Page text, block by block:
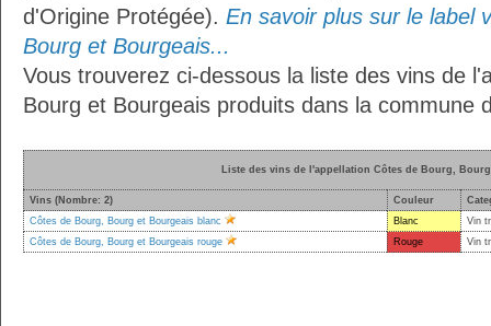
d'Origine Protégée). En savoir plus sur le label
Bourg et Bourgeais...
Vous trouverez ci-dessous la liste des vins de
Bourg et Bourgeais produits dans la commune
Liste des vins de l'appellation Côtes de Bourg,
Vins (Nombre: 2) Couleur
Côtes de Bourg, Bourg et Bourgeais blanc
Blanc
Vin
Côtes de Bourg, Bourg et Bourgeais rouge
Rouge Vin